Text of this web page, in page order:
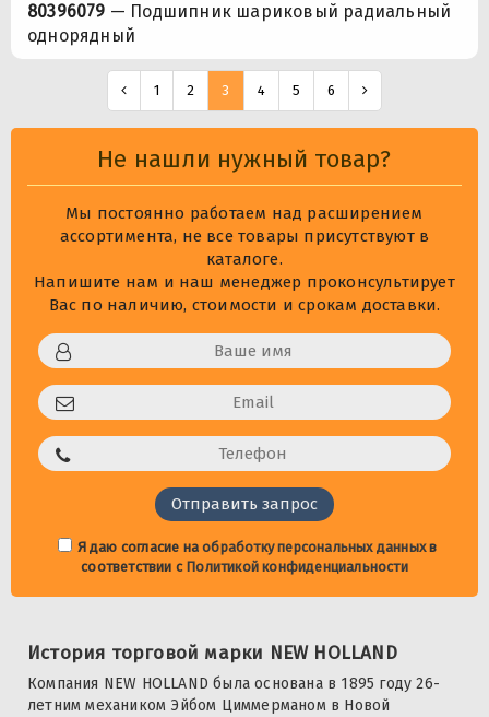
80396079 — Подшипник шариковый радиальный
однорядный
1 2 3 4 5 6
Не нашли нужный товар?
Мы постоянно работаем над расширением
ассортимента, не все товары присутствуют в
каталоге.
Напишите нам и наш менеджер проконсультирует
Вас по наличию, стоимости и срокам доставки.
Я даю согласие наобработку персональных данныхв
соответствии с Политикой конфиденциальности
История торговой марки NEW HOLLAND
Компания NEW HOLLAND была основана в 1895 году 26-
летним механиком Эйбом Циммерманом в Новой